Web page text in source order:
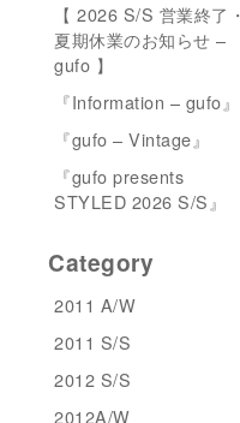
【 2026 S/S 営業終了・
夏期休業のお知らせ –
gufo 】
『Information – gufo』
『gufo – Vintage』
『gufo presents
STYLED 2026 S/S』
Category
2011 A/W
2011 S/S
2012 S/S
2012A/W